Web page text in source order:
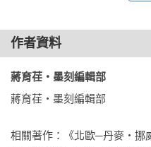
歷史街區 Historic District
費城市中心 Philadelphia
公園大道博物館區 Parkway
吃在費城 Where to Eat in
作者資料
蔣育荏‧墨刻編輯部
蔣育荏‧墨刻編輯部
相關著作：《北歐─丹麥‧